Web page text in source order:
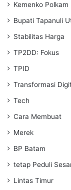
Kemenko Polkam
‎Bupati Tapanuli
Stabilitas Harga
TP2DD: Fokus
TPID
Transformasi
Tech
Cara Membuat
Merek
BP Batam
tetap Peduli
Lintas Timur